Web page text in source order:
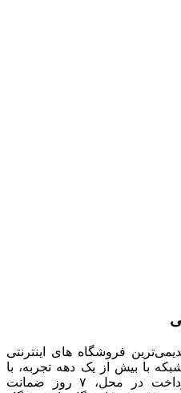
فروشگاه های اینترنتی
با بیش از یک دهه تجربه، با
پایبندی به سه اصل کلیدی، پرداخت در محل، ۷ روز ضمانت